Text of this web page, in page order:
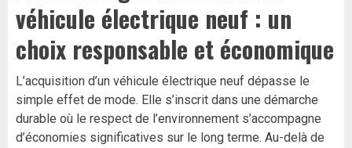
véhicule électrique neuf : un
choix responsable et économique
L’acquisition d’un véhicule électrique neuf dépasse le
simple effet de mode. Elle s’inscrit dans une démarche
durable où le respect de l’environnement s’accompagne
d’économies significatives sur le long terme. Au-delà de